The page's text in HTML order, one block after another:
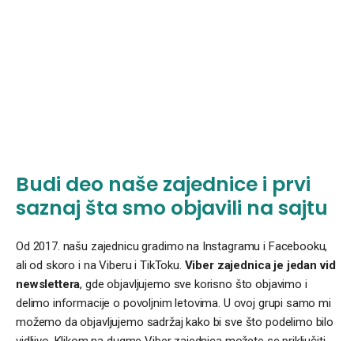
Budi deo naše zajednice i prvi
saznaj šta smo objavili na sajtu
Od 2017. našu zajednicu gradimo na Instagramu i Facebooku,
ali od skoro i na Viberu i TikToku. Viber zajednica je jedan vid
newslettera, gde objavljujemo sve korisno što objavimo i
delimo informacije o povoljnim letovima. U ovoj grupi samo mi
možemo da objavljujemo sadržaj kako bi sve što podelimo bilo